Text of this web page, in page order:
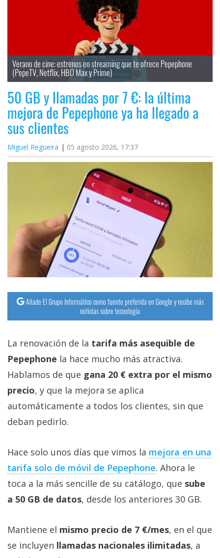
Verano de cine: estrenos en streaming que te ofrece Pepephone
(PepeTV, Netflix, HBO Max y Prime)
50 GB y llamadas por 7 €: la última
mejora de Pepephone ya ha llegado a
sus clientes
Miguel Regueira 05 agosto 2026, 17:37
Añade El Grupo Informático como fuente preferida en Google y recibe más
noticias sobre tecnología
La renovación de la tarifa más asequible de
Pepephone la hace mucho más atractiva.
Hablamos de que gana 20 € extra por el mismo
precio, y que la mejora se aplica
automáticamente a todos los clientes, sin que
deban pedirlo.
Hace solo unos días que vimos la mejora en una
tarifa solo de móvil de Pepephone‎. Ahora le
toca a la más sencille de su catálogo, que sube
a 50 GB de datos, desde los anteriores 30 GB.
Mantiene el mismo precio de 7 €/mes, en el que
se incluyen llamadas nacionales ilimitadas, a